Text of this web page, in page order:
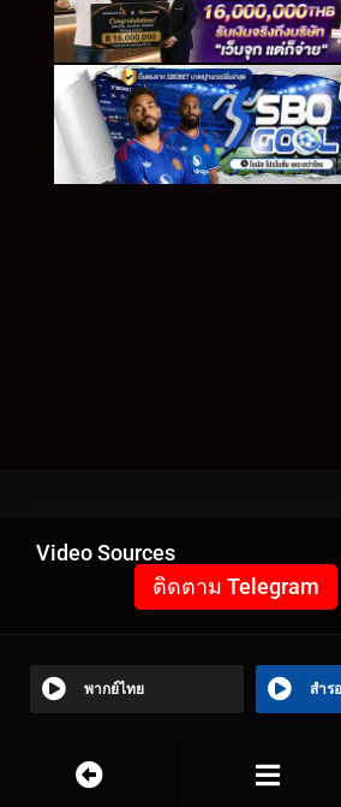
Video Sources
ติดตาม Telegram
พากย์ไทย สำร